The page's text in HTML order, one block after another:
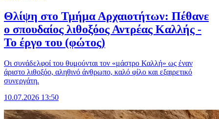
Θλίψη στο Τμήμα Αρχαιοτήτων: Πέθανε
ο σπουδαίος λιθοξόος Αντρέας Καλλής -
Το έργο του (φώτος)
Οι συνάδελφοί του θυμούνται τον «μάστρο Καλλή» ως έναν
άριστο λιθοξόο, αληθινό άνθρωπο, καλό φίλο και εξαιρετικό
συνεργάτη.
10.07.2026 13:50